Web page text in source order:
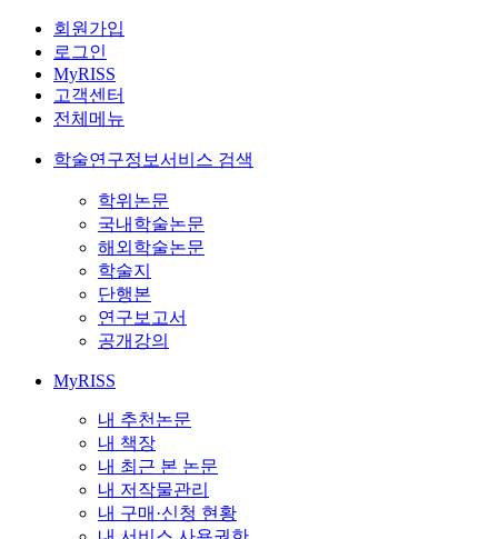
회원가입
로그인
MyRISS
고객센터
전체메뉴
학술연구정보서비스 검색
학위논문
국내학술논문
해외학술논문
학술지
단행본
연구보고서
공개강의
MyRISS
내 추천논문
내 책장
내 최근 본 논문
내 저작물관리
내 구매·신청 현황